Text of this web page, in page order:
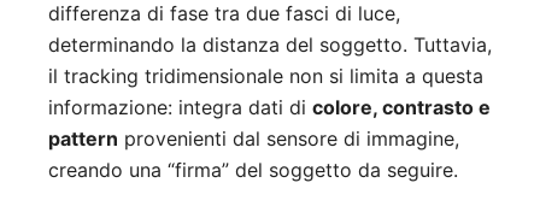
differenza di fase tra due fasci di luce,
determinando la distanza del soggetto. Tuttavia,
il tracking tridimensionale non si limita a questa
informazione: integra dati di colore, contrasto e
pattern provenienti dal sensore di immagine,
creando una “firma” del soggetto da seguire.